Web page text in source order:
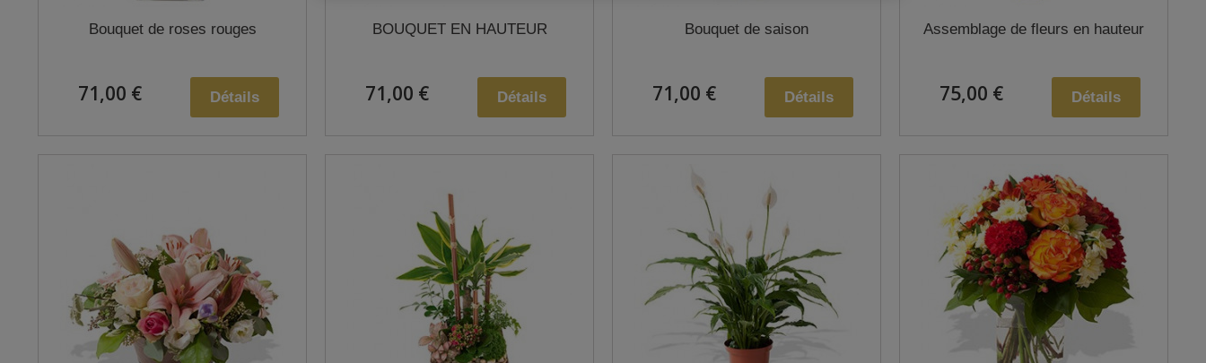
Bouquet de roses rouges
71,00 € Détails
BOUQUET EN HAUTEUR
71,00 € Détails
Bouquet de saison
71,00 € Détails
Assemblage de fleurs en hauteur
75,00 € Détails